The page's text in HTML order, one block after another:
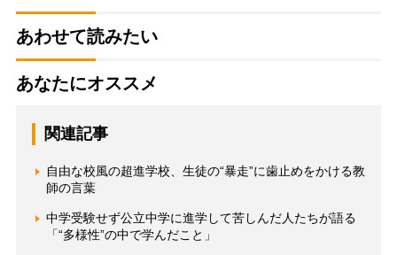
あわせて読みたい
あなたにオススメ
関連記事
自由な校風の超進学校、生徒の“暴走”に歯止めをかける教
師の言葉
中学受験せず公立中学に進学して苦しんだ人たちが語る
「“多様性”の中で学んだこと」